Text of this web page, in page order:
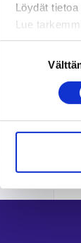
Löydät
Lue
Evästeet
Tietosuoja